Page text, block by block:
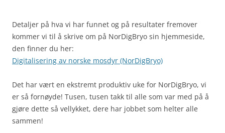
Detaljer på hva vi har funnet og på resultater fremover
kommer vi til å skrive om på NorDigBryo sin hjemmeside,
den finner du her:
Digitalisering av norske mosdyr (NorDigBryo)
Det har vært en ekstremt produktiv uke for NorDigBryo, vi
er så fornøyde! Tusen, tusen takk til alle som var med på å
gjøre dette så vellykket, dere har jobbet som helter alle
sammen!